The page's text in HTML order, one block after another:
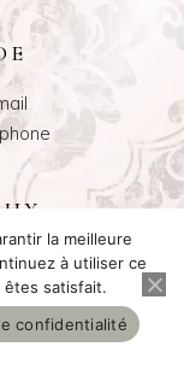
la meilleure
à utiliser ce
satisfait.
confidentialité